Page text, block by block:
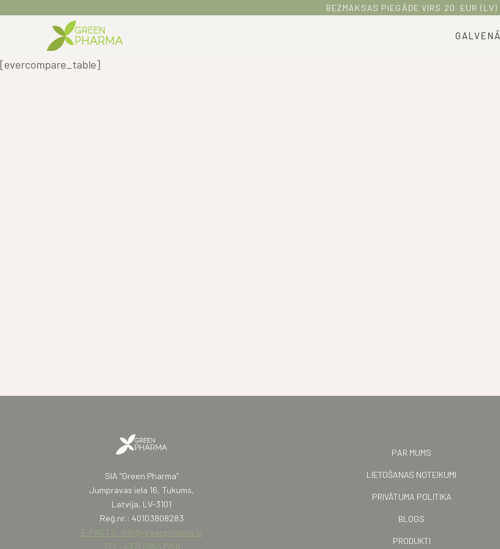
BEZMAKSAS PIEGĀDE VIRS 20 EUR (LV)
GALVENĀ
[evercompare_table]
SIA “Green Pharma”
Jumpravas iela 16, Tukums,
Latvija, LV-3101
Reģ.nr.: 40103808283
E-PASTS: info@greenpharma.lv
TEL: +371 26547749
PAR MUMS
LIETOŠANAS NOTEIKUMI
PRIVĀTUMA POLITIKA
BLOGS
PRODUKTI